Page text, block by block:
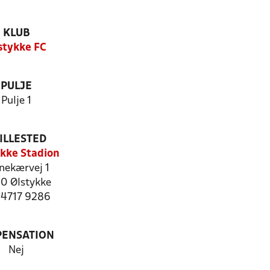
KLUB
FC
PULJE
Pulje 1
Stadion
1
Ølstykke
4717 9286
Nej